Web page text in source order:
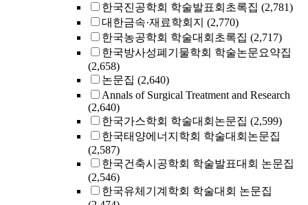
한국진공학회 학술발표회초록집 (2,781)
대한금속·재료학회지 (2,770)
한국농공학회 학술대회초록집 (2,717)
한국방사성폐기물학회 학술논문요약집
(2,658)
논문집 (2,640)
Annals of Surgical Treatment and Research
(2,640)
한국가스학회 학술대회논문집 (2,599)
한국태양에너지학회 학술대회논문집
(2,587)
한국건축시공학회 학술발표대회 논문집
(2,546)
한국유체기계학회 학술대회 논문집